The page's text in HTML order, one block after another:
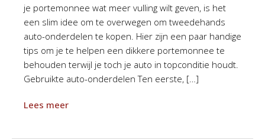
je portemonnee wat meer vulling wilt geven, is het
een slim idee om te overwegen om tweedehands
auto-onderdelen te kopen. Hier zijn een paar handige
tips om je te helpen een dikkere portemonnee te
behouden terwijl je toch je auto in topconditie houdt.
Gebruikte auto-onderdelen Ten eerste, […]
Lees meer